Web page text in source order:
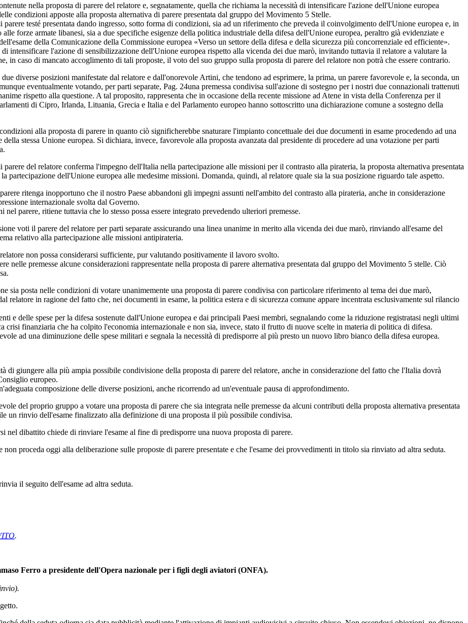
nella proposta di parere del relatore e, segnatamente, quella che richiama la necessità di intensificare l'azione dell'Unione europea
condizioni apposte alla proposta alternativa di parere presentata dal gruppo del Movimento 5 Stelle.
testé presentata dando ingresso, sotto forma di condizioni, sia ad un riferimento che preveda il coinvolgimento dell'Unione europea e, in
forze armate libanesi, sia a due specifiche esigenze della politica industriale della difesa dell'Unione europea, peraltro già evidenziate e
della Comunicazione della Commissione europea «Verso un settore della difesa e della sicurezza più concorrenziale ed efficiente».
l'azione di sensibilizzazione dell'Unione europea rispetto alla vicenda dei due marò, invitando tuttavia il relatore a valutare la
in caso di mancato accoglimento di tali proposte, il voto del suo gruppo sulla proposta di parere del relatore non potrà che essere contrario.
diverse posizioni manifestate dal relatore e dall'onorevole Artini, che tendono ad esprimere, la prima, un parere favorevole e, la seconda, un
eventualmente votando, per parti separate, Pag. 24una premessa condivisa sull'azione di sostegno per i nostri due connazionali trattenuti
rispetto alla questione. A tal proposito, rappresenta che in occasione della recente missione ad Atene in vista della Conferenza per il
di Cipro, Irlanda, Lituania, Grecia e Italia e del Parlamento europeo hanno sottoscritto una dichiarazione comune a sostegno della
alla proposta di parere in quanto ciò significherebbe snaturare l'impianto concettuale dei due documenti in esame procedendo ad una
stessa Unione europea. Si dichiara, invece, favorevole alla proposta avanzata dal presidente di procedere ad una votazione per parti
parere del relatore conferma l'impegno dell'Italia nella partecipazione alle missioni per il contrasto alla pirateria, la proposta alternativa presentata
partecipazione dell'Unione europea alle medesime missioni. Domanda, quindi, al relatore quale sia la sua posizione riguardo tale aspetto.
ritenga inopportuno che il nostro Paese abbandoni gli impegni assunti nell'ambito del contrasto alla pirateria, anche in considerazione
internazionale svolta dal Governo.
parere, ritiene tuttavia che lo stesso possa essere integrato prevedendo ulteriori premesse.
voti il parere del relatore per parti separate assicurando una linea unanime in merito alla vicenda dei due marò, rinviando all'esame del
relativo alla partecipazione alle missioni antipirateria.
non possa considerarsi sufficiente, pur valutando positivamente il lavoro svolto.
premesse alcune considerazioni rappresentate nella proposta di parere alternativa presentata dal gruppo del Movimento 5 stelle. Ciò
sia posta nelle condizioni di votare unanimemente una proposta di parere condivisa con particolare riferimento al tema dei due marò,
relatore in ragione del fatto che, nei documenti in esame, la politica estera e di sicurezza comune appare incentrata esclusivamente sul rilancio
delle spese per la difesa sostenute dall'Unione europea e dai principali Paesi membri, segnalando come la riduzione registratasi negli ultimi
crisi finanziaria che ha colpito l'economia internazionale e non sia, invece, stato il frutto di nuove scelte in materia di politica di difesa.
ad una diminuzione delle spese militari e segnala la necessità di predisporre al più presto un nuovo libro bianco della difesa europea.
di giungere alla più ampia possibile condivisione della proposta di parere del relatore, anche in considerazione del fatto che l'Italia dovrà
europeo.
composizione delle diverse posizioni, anche ricorrendo ad un'eventuale pausa di approfondimento.
del proprio gruppo a votare una proposta di parere che sia integrata nelle premesse da alcuni contributi della proposta alternativa presentata
un rinvio dell'esame finalizzato alla definizione di una proposta il più possibile condivisa.
nel dibattito chiede di rinviare l'esame al fine di predisporre una nuova proposta di parere.
proceda oggi alla deliberazione sulle proposte di parere presentate e che l'esame dei provvedimenti in titolo sia rinviato ad altra seduta.
il seguito dell'esame ad altra seduta.
.
Ferro a presidente dell'Opera nazionale per i figli degli aviatori (ONFA).